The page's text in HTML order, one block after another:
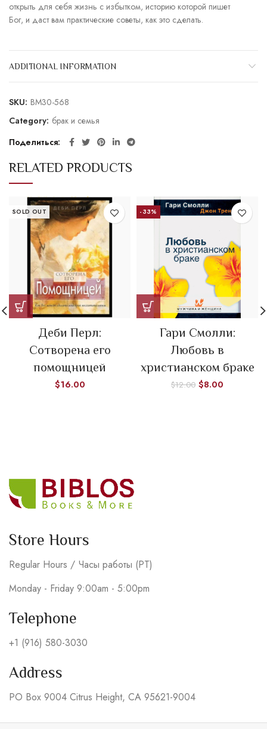
открыть для себя жизнь с избытком, историю которой пишет
Бог, и даст вам практические советы, как это сделать.
ADDITIONAL INFORMATION
SKU: BM30-568
Category: брак и семья
Поделиться
RELATED PRODUCTS
SOLD OUT
Деби Перл:
Сотворена его
помощницей
$16.00
-33%
Гари Смолли:
Любовь в
христианском браке
$12.00 $8.00
Store Hours
Regular Hours / Часы работы (PT)
Monday - Friday 9:00am - 5:00pm
Telephone
+1 (916) 580-3030
Address
PO Box 9004 Citrus Height, CA 95621-9004